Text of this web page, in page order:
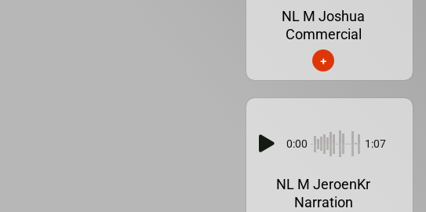
NL M Joshua
Commercial
+
0:00 1:07
NL M JeroenKr
Narration